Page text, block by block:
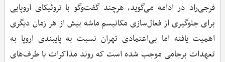
فرجی‌راد در ادامه می‌گوید، هرچند گفت‌وگو با تروئیکای اروپایی
برای جلوگیری از فعال‌سازی مکانیسم ماشه بیش از هر زمان دیگری
اهمیت یافته اما بی‌اعتمادی تهران نسبت به پایبندی اروپا به
تعهدات برجامی موجب شده است که روند مذاکرات با طرف‌های